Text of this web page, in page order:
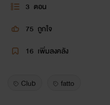
3 ตอน
75 ถูกใจ
16 เพิ่มลงคลัง
Club fatto